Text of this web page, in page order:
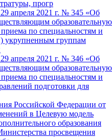
прогр
апреля 2021 г. № 345 «Об
образовательную
по специальностям и
укрупненным группам
апреля 2021 г. № 346 «Об
образовательную
по специальностям и
подготовки для
Российской Федерации от
в Целевую модель
образования
просвещения